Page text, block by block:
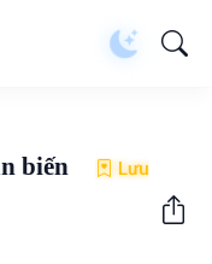
biến Lưu